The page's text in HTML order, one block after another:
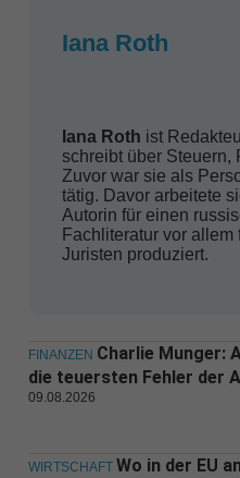
Iana Roth
Iana Roth ist
schreibt über Steuern,
Zuvor war sie als
tätig. Davor arbeitete
Autorin für einen
Fachliteratur vor allem
Juristen produziert.
FINANZEN Charlie Munger:
die teuersten Fehler der
09.08.2026
WIRTSCHAFT Wo in der EU